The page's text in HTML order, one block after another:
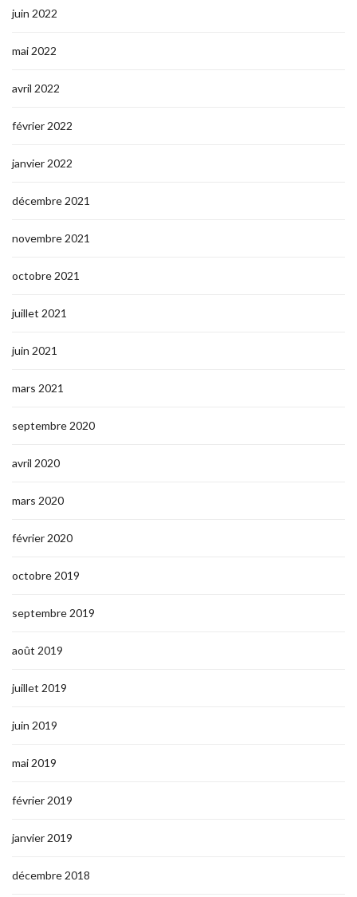
juin 2022
mai 2022
avril 2022
février 2022
janvier 2022
décembre 2021
novembre 2021
octobre 2021
juillet 2021
juin 2021
mars 2021
septembre 2020
avril 2020
mars 2020
février 2020
octobre 2019
septembre 2019
août 2019
juillet 2019
juin 2019
mai 2019
février 2019
janvier 2019
décembre 2018